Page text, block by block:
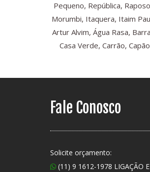
Pequeno, República,
Morumbi, Itaquera, Itaim
Artur Alvim, Água Rasa,
Casa Verde, Carrão,
Fale Conosco
Solicite orçamento:
(11) 9 1612-1978 LIGAÇÃO